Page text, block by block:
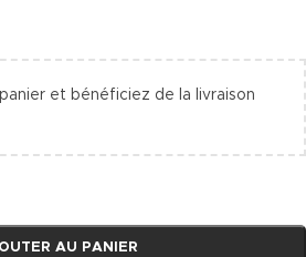
et bénéficiez de la livraison
AU PANIER